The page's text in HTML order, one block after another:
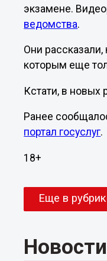
экзамене.
ведомства.
Они
которым еще
Кстати, в новых
Ранее
портал госуслуг.
18+
Еще в